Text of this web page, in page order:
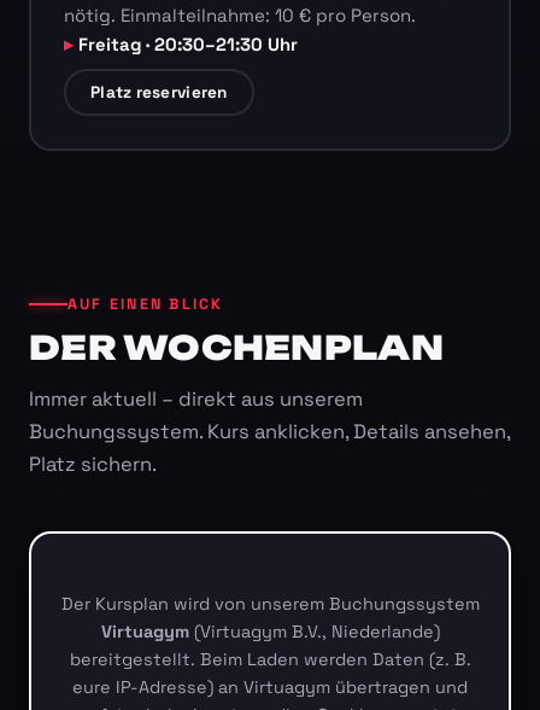
nötig. Einmalteilnahme: 10 € pro Person.
Freitag · 20:30–21:30 Uhr
Platz reservieren
AUF EINEN BLICK
DER WOCHENPLAN
Immer aktuell – direkt aus unserem
Buchungssystem. Kurs anklicken, Details ansehen,
Platz sichern.
Der Kursplan wird von unserem Buchungssystem
Virtuagym(Virtuagym B.V., Niederlande)
bereitgestellt. Beim Laden werden Daten (z. B.
eure IP-Adresse) an Virtuagym übertragen und